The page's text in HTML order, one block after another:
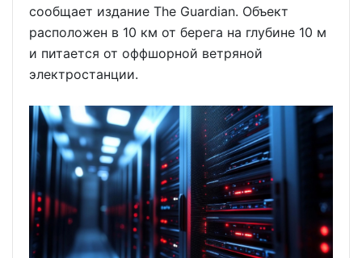
сообщает издание The Guardian. Объект
расположен в 10 км от берега на глубине 10 м
и питается от оффшорной ветряной
электростанции.